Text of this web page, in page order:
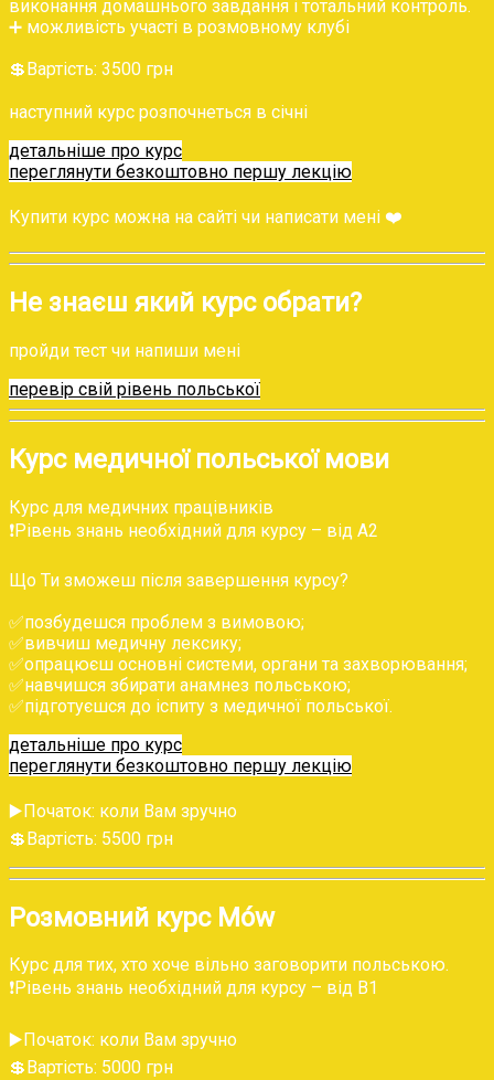
виконання домашнього завдання і тотальний контроль.
➕ можливість участі в розмовному клубі
💲‌Вартість: 3500 грн
наступний курс розпочнеться в січні
детальніше про курс
переглянути безкоштовно першу лекцію
Купити курс можна на сайті чи написати мені ❤️
Не знаєш який курс обрати?
пройди тест чи напиши мені
перевір свій рівень польської
Курс медичної польської мови
Курс для медичних працівників
❗️Рівень знань необхідний для курсу – від A2
Що Ти зможеш після завершення курсу?
✅‌позбудешся проблем з вимовою;
‌✅‌вивчиш медичну лексику;
‌✅‌опрацюєш основні системи, органи та захворювання;
✅‌навчишся збирати анамнез польською;
✅‌підготуєшся до іспиту з медичної польської.
детальніше про курс
переглянути безкоштовно першу лекцію
▶️Початок: коли Вам зручно
💲‌Вартість: 5500 грн
‌Розмовний курс Mów
Курс для тих, хто хоче вільно заговорити польською.
❗️Рівень знань необхідний для курсу – від В1
▶️Початок: коли Вам зручно
💲‌Вартість: 5000 грн